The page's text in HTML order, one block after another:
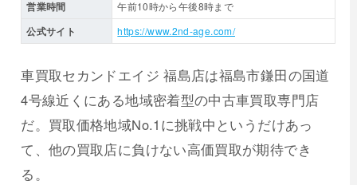
営業時間 午前10時から午後8時まで
公式サイト https://www.2nd-age.com/
車買取セカンドエイジ 福島店は福島市鎌田の国道
4号線近くにある地域密着型の中古車買取専門店
だ。買取価格地域No.1に挑戦中というだけあっ
て、他の買取店に負けない高価買取が期待でき
る。